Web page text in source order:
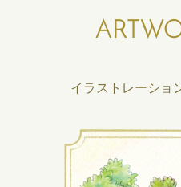
イラストレーショ